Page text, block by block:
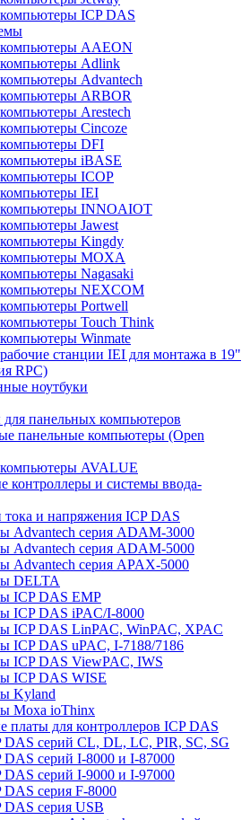
ICP DAS
AAEON
Adlink
Advantech
ARBOR
Arestech
Cincoze
DFI
iBASE
ICOP
IEI
INNOAIOT
Jawest
Kingdy
MOXA
Nagasaki
NEXCOM
Portwell
Touch Think
Winmate
станции IEI для монтажа в 19"
RPC)
ноутбуки
для панельных компьютеров
панельные компьютеры (Open
AVALUE
контроллеры и системы ввода-
тока и напряжения ICP DAS
Advantech серия ADAM-3000
Advantech серия ADAM-5000
Advantech серия APAX-5000
DELTA
ICP DAS EMP
ICP DAS iPAC/I-8000
ICP DAS LinPAC, WinPAC, XPAC
ICP DAS uPAC, I-7188/7186
ICP DAS ViewPAC, IWS
ICP DAS WISE
Kyland
Moxa ioThinx
платы для контроллеров ICP DAS
серий CL, DL, LC, PIR, SC, SG
серий I-8000 и I-87000
серий I-9000 и I-97000
серия F-8000
серия USB